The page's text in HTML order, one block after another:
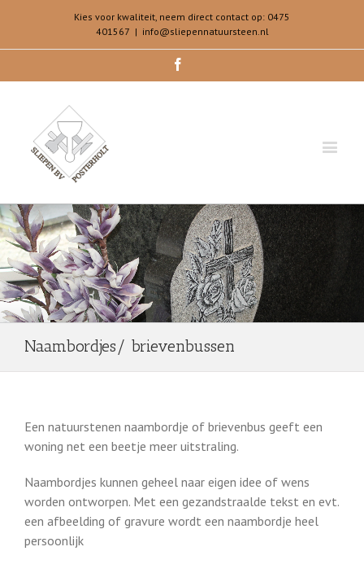
Kies voor kwaliteit, neem direct contact op: 0475
401567 | info@sliepennatuursteen.nl
Naambordjes/ brievenbussen
Een natuurstenen naambordje of brievenbus geeft een
woning net een beetje meer uitstraling.
Naambordjes kunnen geheel naar eigen idee of wens
worden ontworpen. Met een gezandstraalde tekst en evt.
een afbeelding of gravure wordt een naambordje heel
persoonlijk